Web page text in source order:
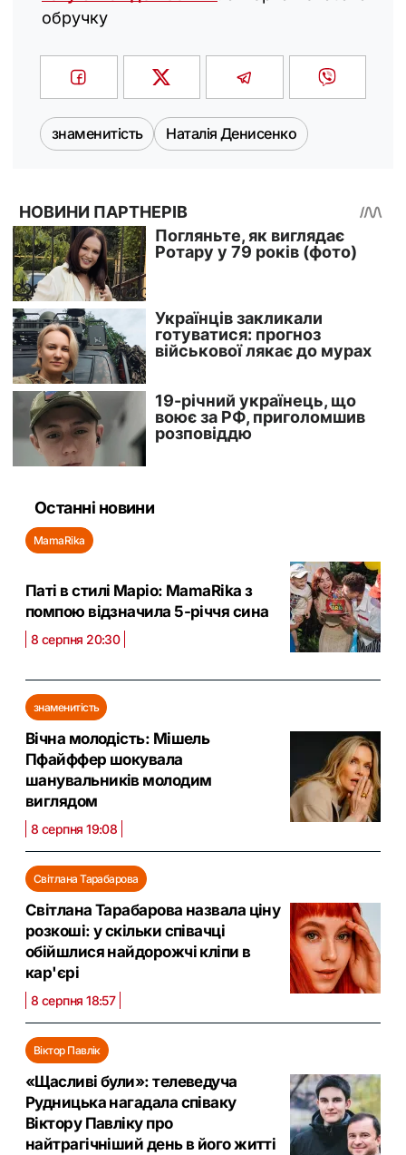
обручку
знаменитість Наталія Денисенко
Останні новини
MamaRika
Паті в стилі Маріо: MamaRika з
помпою відзначила 5-річчя сина
8 серпня 20:30
знаменитість
Вічна молодість: Мішель
Пфайффер шокувала
шанувальників молодим
виглядом
8 серпня 19:08
Світлана Тарабарова
Світлана Тарабарова назвала ціну
розкоші: у скільки співачці
обійшлися найдорожчі кліпи в
кар'єрі
8 серпня 18:57
Віктор Павлік
«Щасливі були»: телеведуча
Рудницька нагадала співаку
Віктору Павліку про
найтрагічніший день в його житті